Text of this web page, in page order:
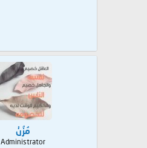
مُزُنْ
Administrator